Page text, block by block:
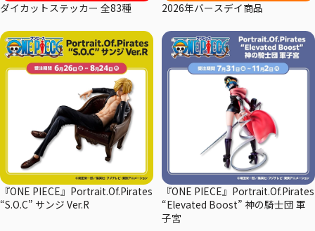
ダイカットステッカー 全83種 2026年バースデイ商品
『ONE PIECE』Portrait.Of.Pirates
“S.O.C” サンジ Ver.R
『ONE PIECE』Portrait.Of.Pirates
“Elevated Boost” 神の騎士団 軍
子宮